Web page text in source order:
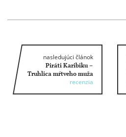
nasledujúci článok
Piráti Karibiku –
Truhlica mŕtveho muža
recenzia